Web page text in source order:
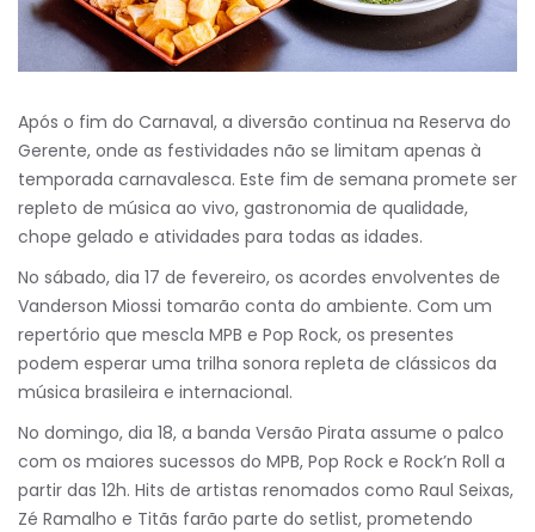
Após o fim do Carnaval, a diversão continua na Reserva do
Gerente, onde as festividades não se limitam apenas à
temporada carnavalesca. Este fim de semana promete ser
repleto de música ao vivo, gastronomia de qualidade,
chope gelado e atividades para todas as idades.
No sábado, dia 17 de fevereiro, os acordes envolventes de
Vanderson Miossi tomarão conta do ambiente. Com um
repertório que mescla MPB e Pop Rock, os presentes
podem esperar uma trilha sonora repleta de clássicos da
música brasileira e internacional.
No domingo, dia 18, a banda Versão Pirata assume o palco
com os maiores sucessos do MPB, Pop Rock e Rock’n Roll a
partir das 12h. Hits de artistas renomados como Raul Seixas,
Zé Ramalho e Titãs farão parte do setlist, prometendo